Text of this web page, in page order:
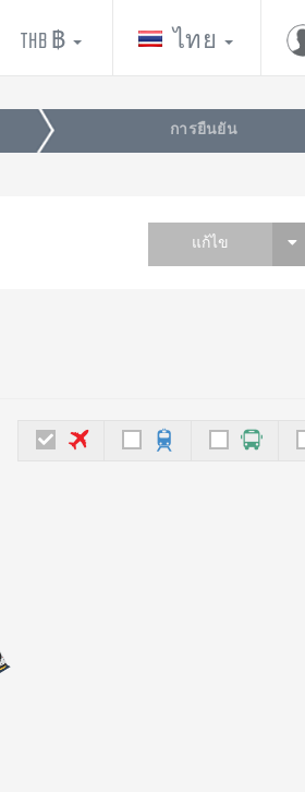
ไทย
THB ฿
การยืนยัน
แก้ไข